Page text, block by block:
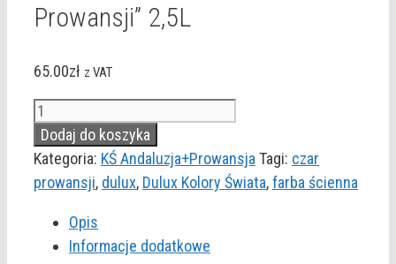
Prowansji” 2,5L
65.00zł z VAT
ilość
DULUX
KOLORY
ŚWIATA
Prowansji"
2,5L
Dodaj do koszyka
Kategoria: KŚ Andaluzja+Prowansja Tagi: czar
prowansji, dulux, Dulux Kolory Świata,farba ścienna
Opis
Informacje dodatkowe